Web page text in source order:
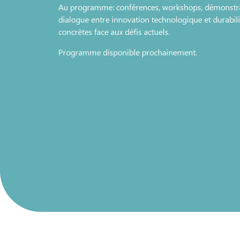
Au programme: conférences, workshops,
dialogue entre innovation technologique et
concrètes face aux défis actuels.
Programme disponible prochainement.